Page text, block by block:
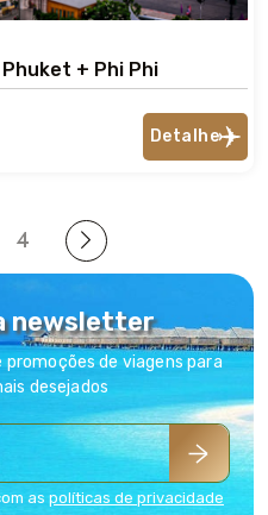
+ Phi Phi
Detalhe
4
newsletter
de viagens para
desejados
as políticas de privacidade